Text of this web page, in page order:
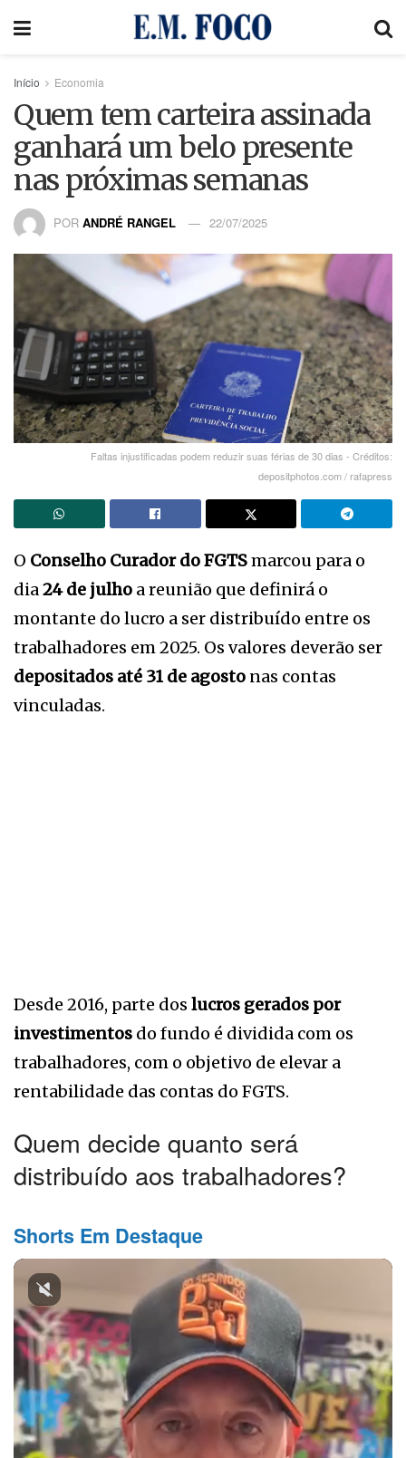
Início Economia
Quem tem carteira assinada
ganhará um belo presente
nas próximas semanas
POR ANDRÉ RANGEL 22/07/2025
Faltas injustificadas podem reduzir suas férias de 30 dias - Créditos:
depositphotos.com / rafapress
O Conselho Curador do FGTSmarcou para o
dia24 de julho a reunião que definirá o
montante do lucro a ser distribuído entre os
trabalhadores em 2025. Os valores deverão ser
depositados até 31 de agosto nas contas
vinculadas.
Desde 2016, parte dos lucros gerados por
investimentos do fundo é dividida com os
trabalhadores, com o objetivo de elevar a
rentabilidade das contas do FGTS.
Quem decide quanto será
distribuído aos trabalhadores?
Shorts Em Destaque